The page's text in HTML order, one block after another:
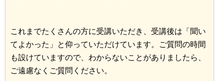
これまでたくさんの方に受講いただき、受講後は「聞い
てよかった」と仰っていただけています。ご質問の時間
も設けていますので、わからないことがありましたら、
ご遠慮なくご質問ください。